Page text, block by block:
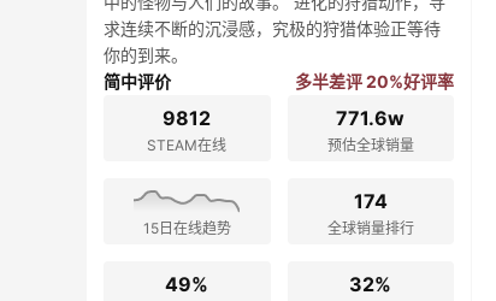
求连续不断的沉浸感，究极的狩猎体验正等待
你的到来。
简中评价
多半差评 20%好评率
9812
STEAM在线
771.6w
预估全球销量
15日在线趋势
174
全球销量排行
49% 32%